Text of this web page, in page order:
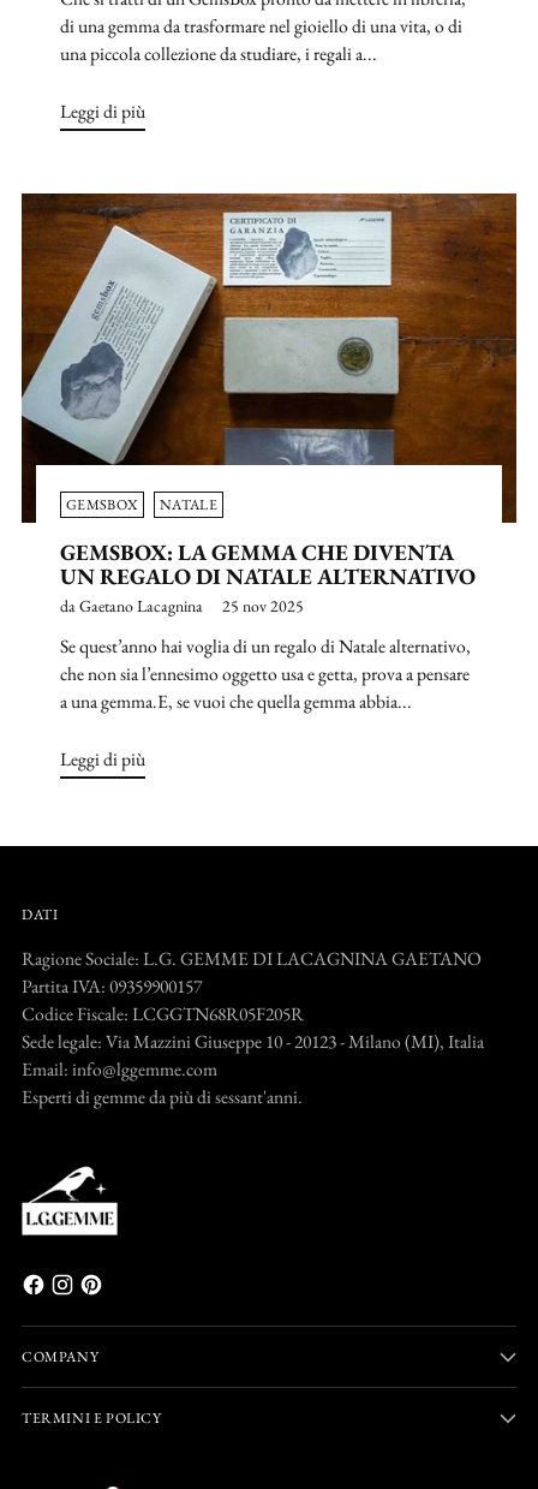
di una gemma da trasformare nel gioiello di una vita, o di
una piccola collezione da studiare, i regali a...
Leggi di più
GEMSBOX NATALE
GEMSBOX: LA GEMMA CHE DIVENTA
UN REGALO DI NATALE ALTERNATIVO
da Gaetano Lacagnina 25 nov 2025
Se quest’anno hai voglia di un regalo di Natale alternativo,
che non sia l’ennesimo oggetto usa e getta, prova a pensare
a una gemma.E, se vuoi che quella gemma abbia...
Leggi di più
DATI
Ragione Sociale: L.G. GEMME DI LACAGNINA GAETANO
Partita IVA: 09359900157
Codice Fiscale: LCGGTN68R05F205R
Sede legale: Via Mazzini Giuseppe 10 - 20123 - Milano (MI), Italia
Email: info@lggemme.com
Esperti di gemme da più di sessant'anni.
COMPANY
TERMINI E POLICY